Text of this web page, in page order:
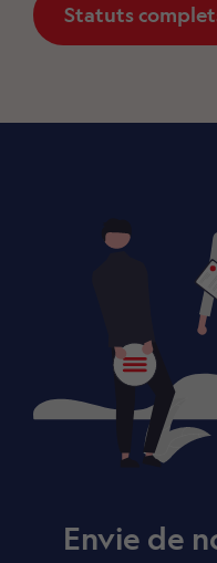
Statuts
Envie de